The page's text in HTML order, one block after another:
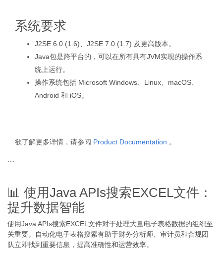
系统要求
J2SE 6.0 (1.6)、J2SE 7.0 (1.7) 及更高版本。
Java包是跨平台的，可以在所有具有JVM实现的操作系
统上运行。
操作系统包括 Microsoft Windows、Linux、macOS、
Android 和 iOS。
欲了解更多详情，请参阅 Product Documentation 。
```
📊 使用Java APIs搜索EXCEL文件：
提升数据智能
使用Java APIs搜索EXCEL文件对于处理大量电子表格数据的组织至
关重要。自动化电子表格搜索有助于财务分析师、审计员和合规团
队立即找到重要信息，提高准确性和运营效率。